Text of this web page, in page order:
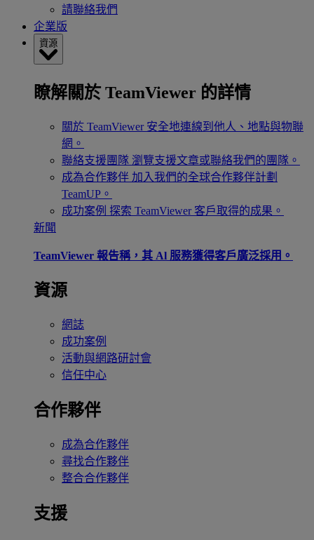
請聯絡我們
企業版
資源
瞭解關於 TeamViewer 的詳情
關於 TeamViewer 安全地連線到他人、地點與物聯
網。
聯絡支援團隊 瀏覽支援文章或聯絡我們的團隊。
成為合作夥伴 加入我們的全球合作夥伴計劃
TeamUP。
成功案例 探索 TeamViewer 客戶取得的成果。
新聞
TeamViewer 報告稱，其 Al 服務獲得客戶廣泛採用。
資源
網誌
成功案例
活動與網路研討會
信任中心
合作夥伴
成為合作夥伴
尋找合作夥伴
整合合作夥伴
支援